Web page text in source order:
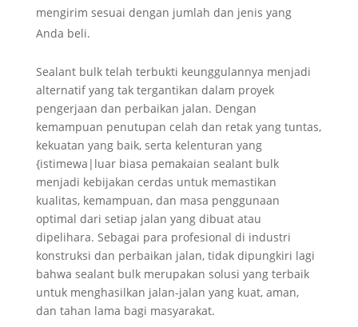
mengirim sesuai dengan jumlah dan jenis yang
Anda beli.
Sealant bulk telah terbukti keunggulannya menjadi
alternatif yang tak tergantikan dalam proyek
pengerjaan dan perbaikan jalan. Dengan
kemampuan penutupan celah dan retak yang tuntas,
kekuatan yang baik, serta kelenturan yang
{istimewa|luar biasa pemakaian sealant bulk
menjadi kebijakan cerdas untuk memastikan
kualitas, kemampuan, dan masa penggunaan
optimal dari setiap jalan yang dibuat atau
dipelihara. Sebagai para profesional di industri
konstruksi dan perbaikan jalan, tidak dipungkiri lagi
bahwa sealant bulk merupakan solusi yang terbaik
untuk menghasilkan jalan-jalan yang kuat, aman,
dan tahan lama bagi masyarakat.